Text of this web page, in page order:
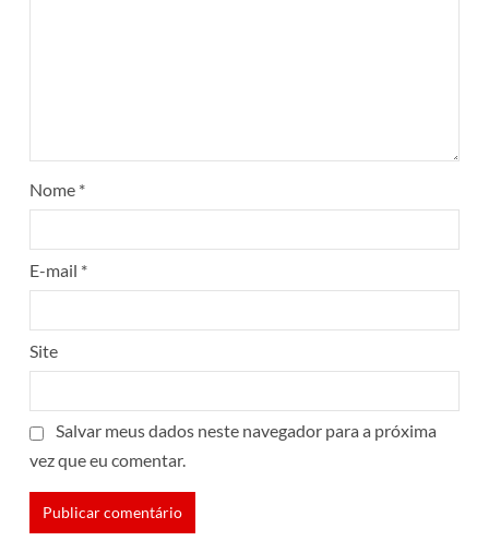
Nome *
E-mail *
Site
Salvar meus dados neste navegador para a próxima
vez que eu comentar.